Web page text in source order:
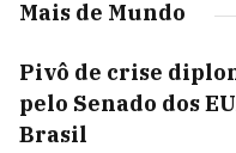
Mais de Mundo
Pivô de crise
pelo Senado dos
Brasil